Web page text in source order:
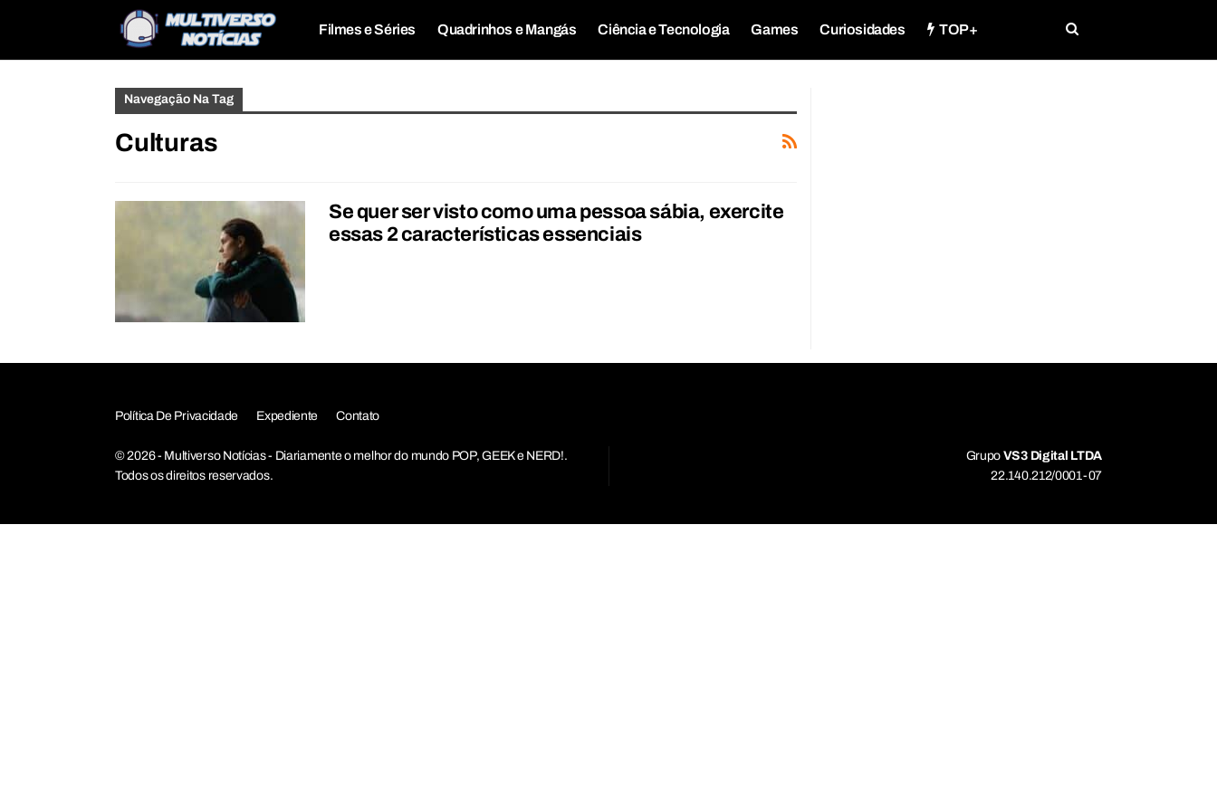
Filmes e Séries Quadrinhos e Mangás Ciência e Tecnologia Games Curiosidades TOP+
Navegação Na Tag
Culturas
Se quer ser visto como uma pessoa sábia, exercite
essas 2 características essenciais
Política De Privacidade Expediente Contato
© 2026 - Multiverso Notícias - Diariamente o melhor do mundo POP, GEEK e NERD!.
Todos os direitos reservados.
Grupo VS3 Digital LTDA
22.140.212/0001-07